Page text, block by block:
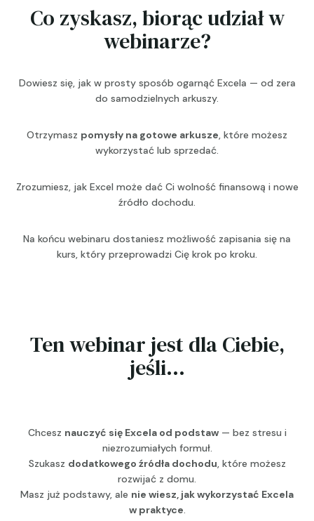
Co zyskasz, biorąc udział w
webinarze?
Dowiesz się, jak w prosty sposób ogarnąć Excela — od zera
do samodzielnych arkuszy.
Otrzymasz pomysły na gotowe arkusze, które możesz
wykorzystać lub sprzedać.
Zrozumiesz, jak Excel może dać Ci wolność finansową i nowe
źródło dochodu.
Na końcu webinaru dostaniesz możliwość zapisania się na
kurs, który przeprowadzi Cię krok po kroku.
Ten webinar jest dla Ciebie,
jeśli…
Chcesz nauczyć się Excela od podstaw— bez stresu i
niezrozumiałych formuł.
Szukasz dodatkowego źródła dochodu, które możesz
rozwijać z domu.
Masz już podstawy, ale nie wiesz, jak wykorzystać Excela
w praktyce.